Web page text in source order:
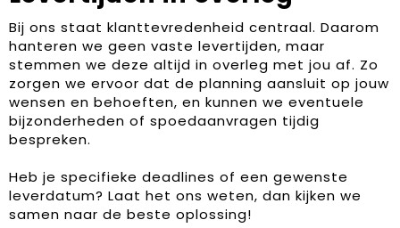
Bij ons staat klanttevredenheid centraal. Daarom
hanteren we geen vaste levertijden, maar
stemmen we deze altijd in overleg met jou af. Zo
zorgen we ervoor dat de planning aansluit op jouw
wensen en behoeften, en kunnen we eventuele
bijzonderheden of spoedaanvragen tijdig
bespreken.
Heb je specifieke deadlines of een gewenste
leverdatum? Laat het ons weten, dan kijken we
samen naar de beste oplossing!